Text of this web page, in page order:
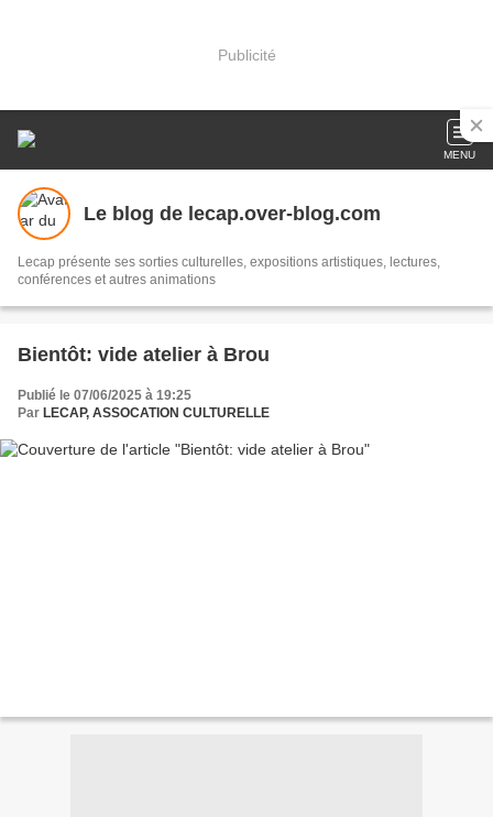
Publicité
MENU
Le blog de lecap.over-blog.com
Lecap présente ses sorties culturelles, expositions artistiques, lectures,
conférences et autres animations
Bientôt: vide atelier à Brou
Publié le 07/06/2025 à 19:25
Par LECAP, ASSOCATION CULTURELLE